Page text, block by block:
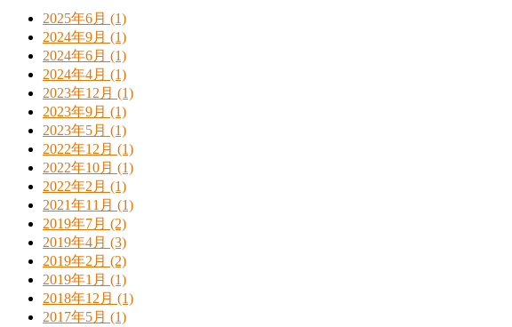
2025年6月 (1)
2024年9月 (1)
2024年6月 (1)
2024年4月 (1)
2023年12月 (1)
2023年9月 (1)
2023年5月 (1)
2022年12月 (1)
2022年10月 (1)
2022年2月 (1)
2021年11月 (1)
2019年7月 (2)
2019年4月 (3)
2019年2月 (2)
2019年1月 (1)
2018年12月 (1)
2017年5月 (1)